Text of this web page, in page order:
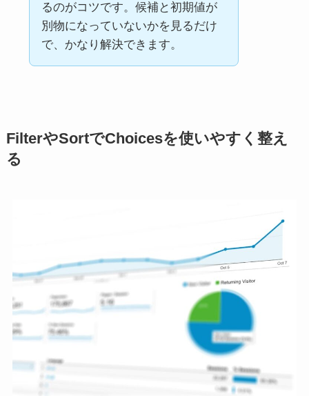
るのがコツです。候補と初期値が
別物になっていないかを見るだけ
で、かなり解決できます。
FilterやSortでChoicesを使いやすく整え
る